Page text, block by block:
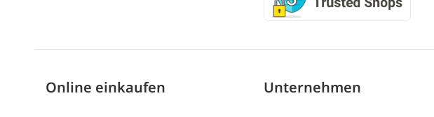
Online einkaufen Unternehmen